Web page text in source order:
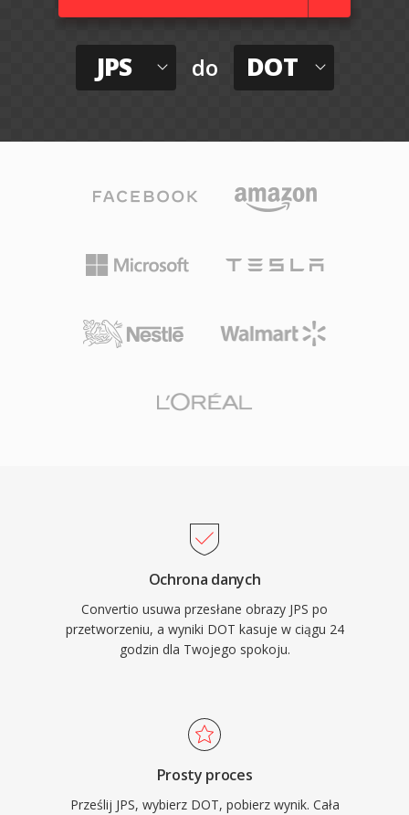
JPS do DOT
Ochrona danych
Convertio usuwa przesłane obrazy JPS po
przetworzeniu, a wyniki DOT kasuje w ciągu 24
godzin dla Twojego spokoju.
Prosty proces
Prześlij JPS, wybierz DOT, pobierz wynik. Cała